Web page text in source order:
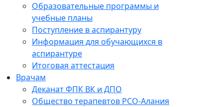
Образовательные программы и
учебные планы
Поступление в аспирантуру
Информация для обучающихся в
аспирантуре
Итоговая аттестация
Врачам
Деканат ФПК ВК и ДПО
Общество терапевтов РСО-Алания